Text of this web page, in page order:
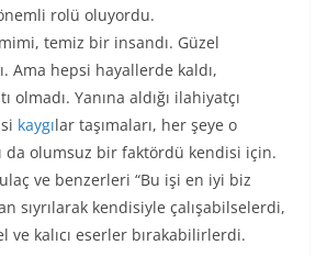
önemli rolü oluyordu.
temiz bir insandı. Güzel
Ama hepsi hayallerde kaldı,
olmadı. Yanına aldığı ilahiyatçı
kaygılar taşımaları, her şeye o
da olumsuz bir faktördü kendisi için.
ve benzerleri “Bu işi en iyi biz
sıyrılarak kendisiyle çalışabilselerdi,
ve kalıcı eserler bırakabilirlerdi.